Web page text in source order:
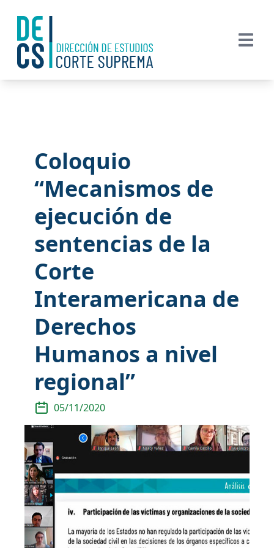
Coloquio
“Mecanismos de
ejecución de
sentencias de la
Corte
Interamericana de
Derechos
Humanos a nivel
regional”
05/11/2020